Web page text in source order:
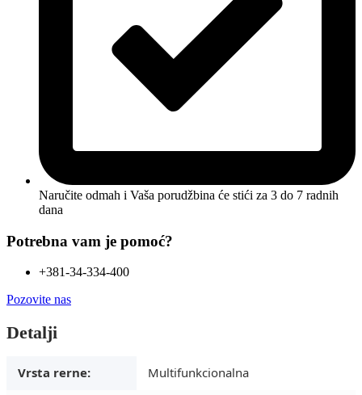
Naručite odmah i Vaša porudžbina će stići za 3 do 7 radnih
dana
Potrebna vam je pomoć?
+381-34-334-400
Pozovite nas
Detalji
Vrsta rerne: Multifunkcionalna